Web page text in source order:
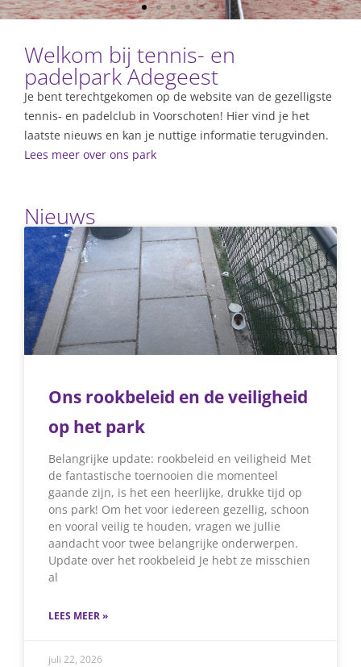
Welkom bij tennis- en
padelpark Adegeest
Je bent terechtgekomen op de website van de gezelligste
tennis- en padelclub in Voorschoten! Hier vind je het
laatste nieuws en kan je nuttige informatie terugvinden.
Lees meer over ons park
Nieuws
Ons rookbeleid en de veiligheid
op het park
Belangrijke update: rookbeleid en veiligheid Met
de fantastische toernooien die momenteel
gaande zijn, is het een heerlijke, drukke tijd op
ons park! Om het voor iedereen gezellig, schoon
en vooral veilig te houden, vragen we jullie
aandacht voor twee belangrijke onderwerpen.
Update over het rookbeleid Je hebt ze misschien
al
LEES MEER »
juli 22, 2026